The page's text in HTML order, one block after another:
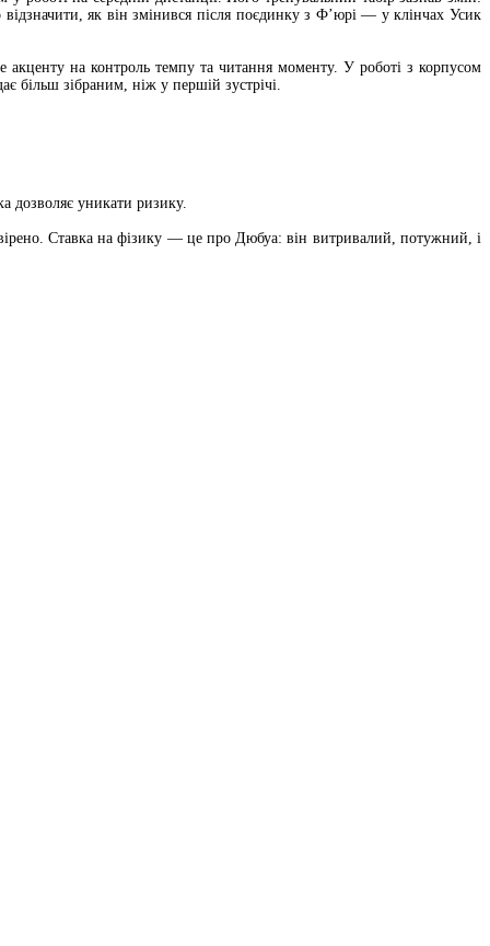
відзначити, як він змінився після поєдинку з Фʼюрі — у клінчах Усик
акценту на контроль темпу та читання моменту. У роботі з корпусом
більш зібраним, ніж у першій зустрічі.
дозволяє уникати ризику.
Ставка на фізику — це про Дюбуа: він витривалий, потужний, і